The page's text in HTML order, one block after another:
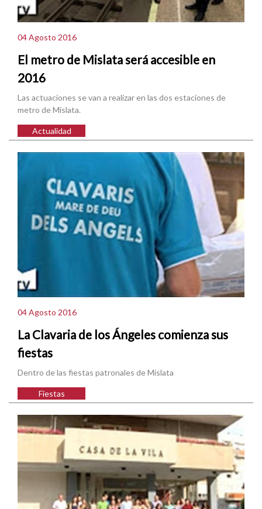
04 Agosto 2016
El metro de Mislata será accesible en
2016
Las actuaciones se van a realizar en las dos estaciones de
metro de Mislata.
Actualidad
04 Agosto 2016
La Clavaria de los Ángeles comienza sus
fiestas
Dentro de las fiestas patronales de Mislata
Fiestas